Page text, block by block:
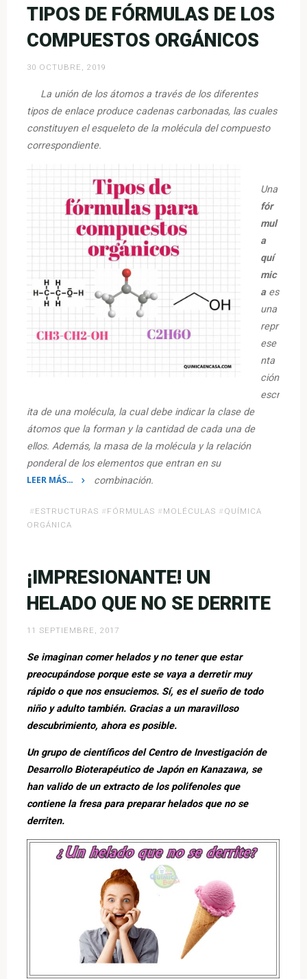
fracciones:
apropiado?»
TIPOS DE FÓRMULAS DE LOS
COMPUESTOS ORGÁNICOS
30 OCTUBRE, 2019
La unión de los átomos a través de los diferentes
tipos de enlace produce cadenas carbonadas, las cuales
constituyen el esqueleto de la molécula del compuesto
correspondiente.
Una
fór
mul
a
quí
mic
aes
una
repr
ese
nta
ción
escr
ita de una molécula, la cual debe indicar la clase de
átomos que la forman y la cantidad de cada una de
ellos. Además, la masa de la molécula y la relación
ponderal de los elementos que entran en su
combinación.
LEER MÁS…
de
fórmulas
compuestos
orgánicos»
# ESTRUCTURAS # FÓRMULAS # MOLÉCULAS # QUÍMICA
ORGÁNICA
¡IMPRESIONANTE! UN
HELADO QUE NO SE DERRITE
11 SEPTIEMBRE, 2017
Se imaginan comer helados y no tener que estar
preocupándose porque este se vaya a derretir muy
rápido o que nos ensuciemos. Sí, es el sueño de todo
niño y adulto también. Gracias a un maravilloso
descubrimiento, ahora es posible.
Un grupo de científicos del Centro de Investigación de
Desarrollo Bioterapéutico de Japón en Kanazawa, se
han valido de un extracto de los polifenoles que
contiene la fresa para preparar helados que no se
derriten.